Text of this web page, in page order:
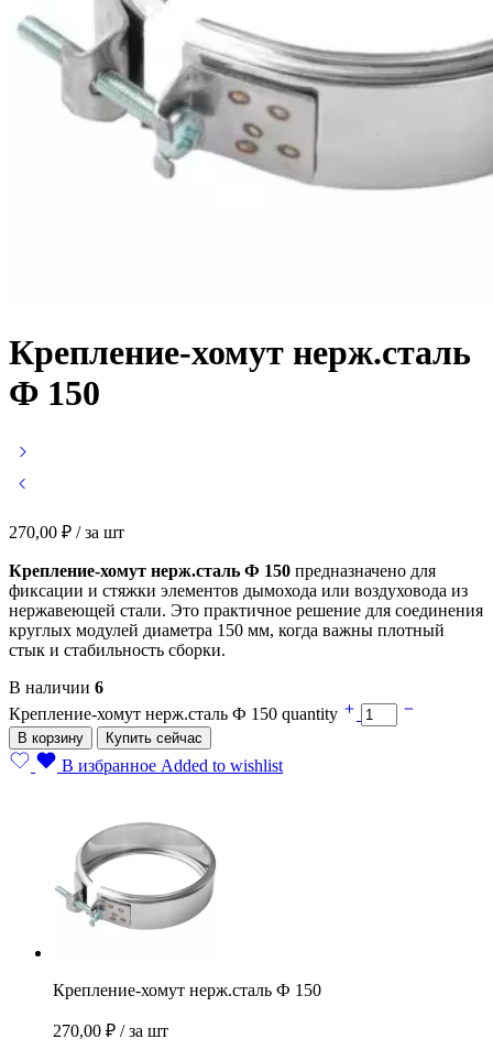
Крепление-хомут нерж.сталь
Ф 150
270,00 ₽ / за шт
Крепление-хомут нерж.сталь Ф 150 предназначено для
фиксации и стяжки элементов дымохода или воздуховода из
нержавеющей стали. Это практичное решение для соединения
круглых модулей диаметра 150 мм, когда важны плотный
стык и стабильность сборки.
В наличии 6
Крепление-хомут нерж.сталь Ф 150 quantity
В корзину Купить сейчас
В избранное Added to wishlist
Крепление-хомут нерж.сталь Ф 150
270,00 ₽ / за шт